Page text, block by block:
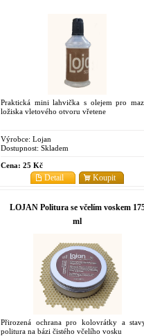
Praktická mini lahvička s olejem pro
ložiska vletového otvoru vřetene
Výrobce: Lojan
Dostupnost: Skladem
Cena: 25 Kč
Koupit
Detail
LOJAN Politura se včelím voskem
ml
Přirozená ochrana pro kolovrátky a
politura na bázi čistého včelího vosku